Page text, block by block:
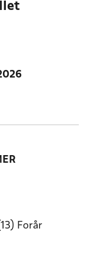
Forår